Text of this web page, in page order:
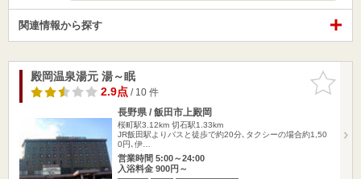
関連情報から探す
お気に入
りに追加
殿岡温泉湯元 湯～眠
2.9点/ 10 件
長野県 / 飯田市上殿岡
桜町駅3.12km 切石駅1.33km
JR飯田駅よりバスと徒歩で約20分､タクシーの場合約1,50
0円､伊…
営業時間 5:00～24:00
入浴料金 900円～